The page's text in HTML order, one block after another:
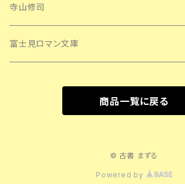
寺山修司
富士見ロマン文庫
商品一覧に戻る
© 古書 まずる
Powered by